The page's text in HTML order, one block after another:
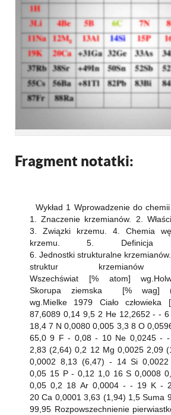
Fragment notatki:
Wykład 1 Wprowadzenie do
1. Znaczenie krzemianów. 2.
3. Związki krzemu. 4. Chemia
krzemu. 5. Definicja
6. Jednostki strukturalne
struktur krzemianów
Wszechświat [% atom]
Skorupa ziemska [% wag]
wg.Mielke 1979 Ciało
87,6089 0,14 9,5 2 He 12,2652 - -
18,4 7 N 0,0080 0,005 3,3 8 O
65,0 9 F - 0,08 - 10 Ne 0,0245 - -
2,83 (2,64) 0,2 12 Mg 0,0025 2,09
0,0002 8,13 (6,47) - 14 Si 0,0022
0,05 15 P - 0,12 1,0 16 S 0,0008
0,05 0,2 18 Ar 0,0004 - - 19 K -
20 Ca 0,0001 3,63 (1,94) 1,5 Suma
99,95 Rozpowszechnienie